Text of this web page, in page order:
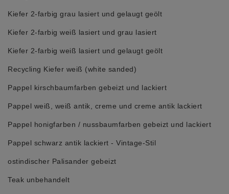
Kiefer 2-farbig grau lasiert und gelaugt geölt
Kiefer 2-farbig weiß lasiert und grau lasiert
Kiefer 2-farbig weiß lasiert und gelaugt geölt
Recycling Kiefer weiß (white sanded)
Pappel kirschbaumfarben gebeizt und lackiert
Pappel weiß, weiß antik, creme und creme antik lackiert
Pappel honigfarben / nussbaumfarben gebeizt und lackiert
Pappel schwarz antik lackiert - Vintage-Stil
ostindischer Palisander gebeizt
Teak unbehandelt